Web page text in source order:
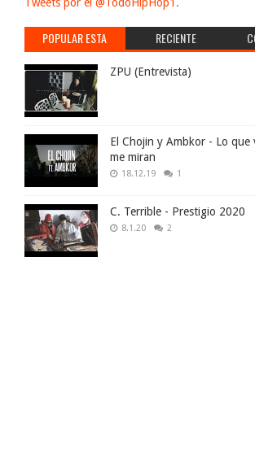
POPULAR ESTA
SEMANA
RECIENTE
ZPU (Entrevista)
El Chojin y Ambkor - Lo que
me miran
18.12.19 1
C. Terrible - Prestigio 2020
8.1.20 2